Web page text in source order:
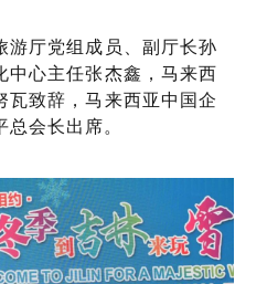
游厅党组成员、副厅长孙
中心主任张杰鑫，马来西
瓦致辞，马来西亚中国企
会长出席。